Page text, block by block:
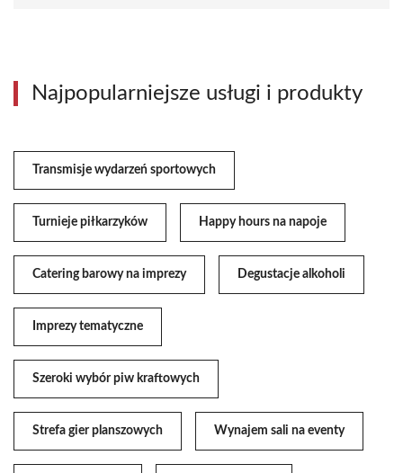
Najpopularniejsze usługi i produkty
Transmisje wydarzeń sportowych
Turnieje piłkarzyków Happy hours na napoje
Catering barowy na imprezy Degustacje alkoholi
Imprezy tematyczne
Szeroki wybór piw kraftowych
Strefa gier planszowych Wynajem sali na eventy